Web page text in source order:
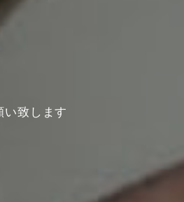
い致します